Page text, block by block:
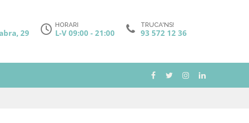
29
HORARI
L-V 09:00 - 21:00
TRUCA'NS!
93 572 12 36